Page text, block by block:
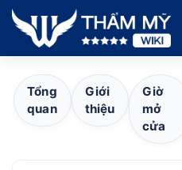
Tổng
quan
Giới
thiệu
Giờ
mở
cửa